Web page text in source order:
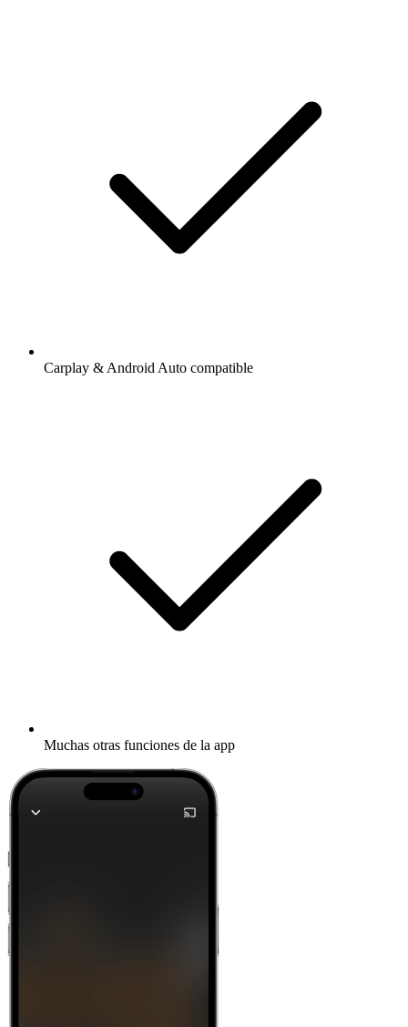
Carplay & Android Auto compatible
Muchas otras funciones de la app